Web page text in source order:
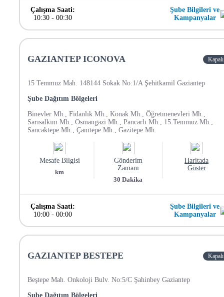
Çalışma Saati:
10:30- 00:30
Şube Bilgileri ve
Kampanyalar
GAZIANTEP ICONOVA Kapalı
15 Temmuz Mah. 148144 Sokak No:1/A Şehitkamil Gaziantep
Şube Dağıtım Bölgeleri
Binevler Mh., Fidanlık Mh., Konak Mh., Öğretmenevleri Mh.,
Sarısalkım Mh., Osmangazi Mh., Pancarlı Mh., 15 Temmuz Mh.,
Sancaktepe Mh., Çamtepe Mh., Gazitepe Mh.
Mesafe Bilgisi
km
Gönderim
Zamanı
30 Dakika
Haritada
Göster
Çalışma Saati:
10:00- 00:00
Şube Bilgileri ve
Kampanyalar
GAZIANTEP BESTEPE Kapalı
Beştepe Mah. Onkoloji Bulv. No:5/C Şahinbey Gaziantep
Şube Dağıtım Bölgeleri